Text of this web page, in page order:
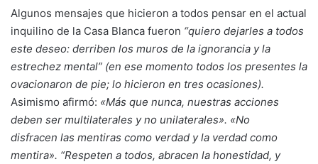
Algunos mensajes que hicieron a todos pensar en el actual
inquilino de la Casa Blanca fueron “quiero dejarles a todos
este deseo: derriben los muros de la ignorancia y la
estrechez mental” (en ese momento todos los presentes la
ovacionaron de pie; lo hicieron en tres ocasiones).
Asimismo afirmó: «Más que nunca, nuestras acciones
deben ser multilaterales y no unilaterales». «No
disfracen las mentiras como verdad y la verdad como
mentira». “Respeten a todos, abracen la honestidad, y